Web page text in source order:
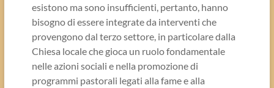
esistono ma sono insufficienti, pertanto, hanno
bisogno di essere integrate da interventi che
provengono dal terzo settore, in particolare dalla
Chiesa locale che gioca un ruolo fondamentale
nelle azioni sociali e nella promozione di
programmi pastorali legati alla fame e alla